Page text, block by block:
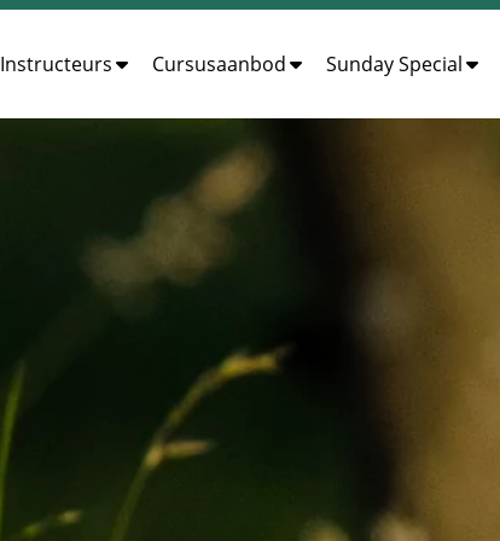
Instructeurs Cursusaanbod Sunday Special